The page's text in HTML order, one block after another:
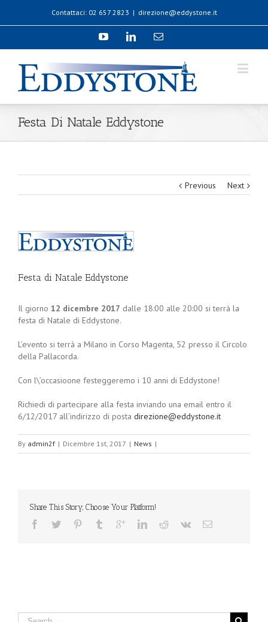
Contattaci: 02 657 2823 | direzione@eddystone.it
Festa Di Natale Eddystone
Previous Next
Festa di Natale Eddystone
Il giorno 12 dicembre 2017 dalle 18:00 alle 20:00 si terrà la
festa di Natale di Eddystone.
L’evento si terrà a Milano in Corso Magenta, 52 presso il Circolo
della Pallacorda.
Con l\’occasioone festeggeremo i 10 anni di Eddystone!
Richiedi di partecipare alla festa inviando una email entro il
6/12/2017 all’indirizzo di posta direzione@eddystone.it
By admin2f | Dicembre 1st, 2017 | News |
Share This Story, Choose Your Platform!